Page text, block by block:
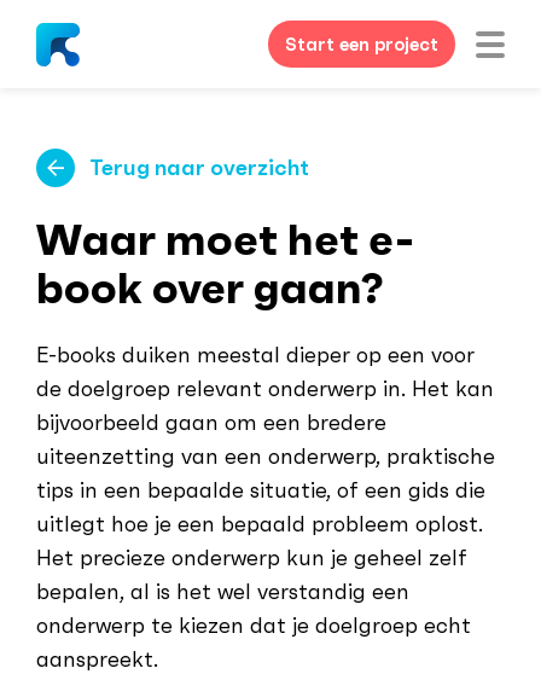
Start een project
Terug naar overzicht
Waar moet het e-
book over gaan?
E-books duiken meestal dieper op een voor
de doelgroep relevant onderwerp in. Het kan
bijvoorbeeld gaan om een bredere
uiteenzetting van een onderwerp, praktische
tips in een bepaalde situatie, of een gids die
uitlegt hoe je een bepaald probleem oplost.
Het precieze onderwerp kun je geheel zelf
bepalen, al is het wel verstandig een
onderwerp te kiezen dat je doelgroep echt
aanspreekt.